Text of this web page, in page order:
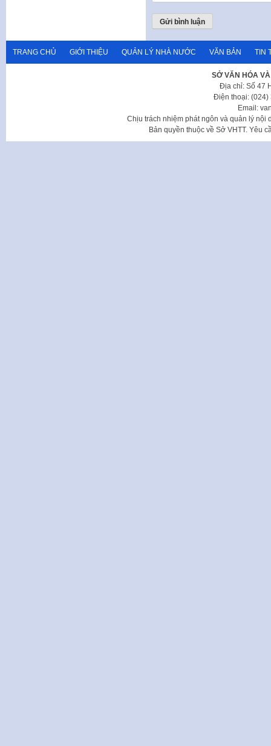
TRANG CHỦ GIỚI THIỆU QUẢN LÝ NHÀ NƯỚC VĂN BẢN TIN
SỞ VĂN HÓA
Địa chỉ: Số 47
Điện thoại: (024)
Email:
Chịu trách nhiệm phát ngôn và quản lý nội
Bản quyền thuộc về Sở VHTT. Yêu